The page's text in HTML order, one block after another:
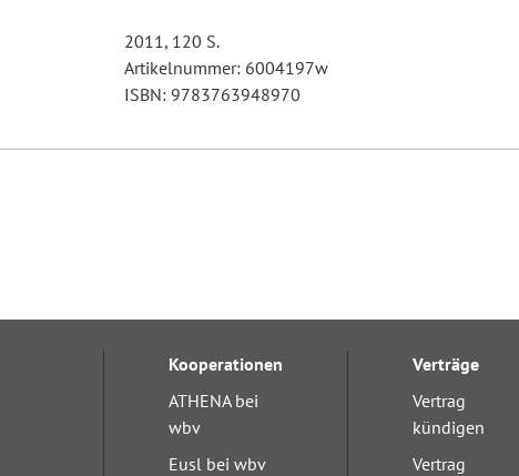
2011, 120 S.
Artikelnummer: 6004197w
ISBN: 9783763948970
Kooperationen
ATHENA bei
wbv
Eusl bei wbv
Verträge
Vertrag
kündigen
Vertrag